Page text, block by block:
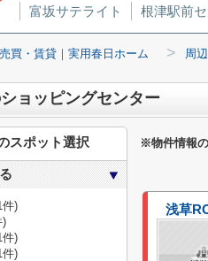
富坂サテライト
根津駅前
買・賃貸｜実用春日ホーム > 周
ョッピングセンター
※物件情報
浅草
スポット選択
件)
)
件)
件)